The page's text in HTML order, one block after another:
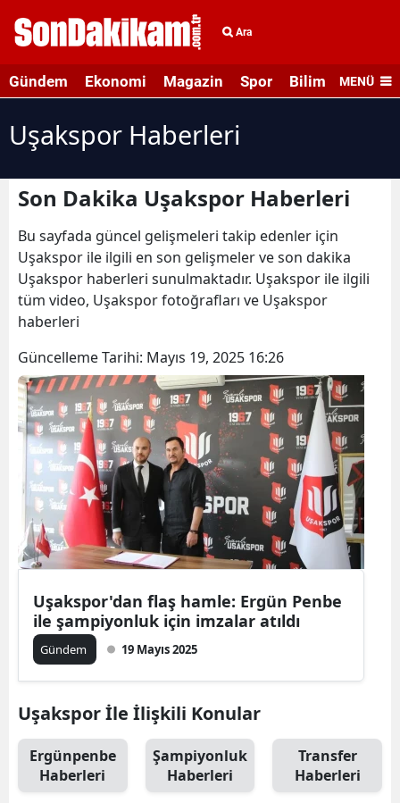
Ara
Gündem Ekonomi Magazin Spor Bilim veMENÜ
Uşakspor Haberleri
Son Dakika Uşakspor Haberleri
Bu sayfada güncel gelişmeleri takip edenler için
Uşakspor ile ilgili en son gelişmeler ve son dakika
Uşakspor haberleri sunulmaktadır. Uşakspor ile ilgili
tüm video, Uşakspor fotoğrafları ve Uşakspor
haberleri
Güncelleme Tarihi: Mayıs 19, 2025 16:26
Uşakspor'dan flaş hamle: Ergün Penbe
ile şampiyonluk için imzalar atıldı
Gündem 19 Mayıs 2025
Uşakspor İle İlişkili Konular
Ergünpenbe
Haberleri
Şampiyonluk
Haberleri
Transfer
Haberleri